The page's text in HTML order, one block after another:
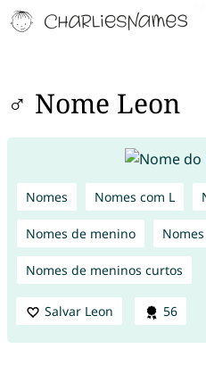
♂ Nome Leon
Nomes Nomes com L
Nomes de menino
Nomes de meninos curtos
Salvar Leon 56